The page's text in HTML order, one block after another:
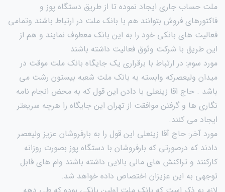
ملت حساب جاری ایجاد نموده تا از طریق دستگاه پوز و
فاکتورهای فروش بتوانند هم با بانک ملت در ارتباط باشند وتمامی
فعالیت های بانکی خود را به این بانک معطوف نمایند و هم از
این طریق با شرکت وثوق فعالیت داشته باشند
مورد سوم: در ارتباط با برقراری یک جایگاه بانک ملت موقت در
میدان ولیعصرکه وابسته به بانک ملت شعبه بیستون رشت می
باشد . حاج اقا زینعلی با دادن این قول که به محض انجام نامه
نگاری ها و گرفتن موافقت از تهران این جایگاه را هرچه سریعتر
ایجاد می کنند.
مورد آخر: حاج آقا زینعلی این قول را به بارفروشان عزیز ولیعصر
دادند که درصورتی که بارفروشان با دستگاه پوز بصورت روزانه
کارکنند و تراکنش های مالی بالایی داشته باشند وام های قابل
توجهی به این عزیزان اختصاص داده خواهد شد.